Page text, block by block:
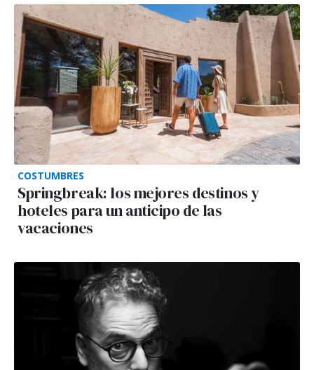
COSTUMBRES
Springbreak: los mejores destinos y
hoteles para un anticipo de las
vacaciones